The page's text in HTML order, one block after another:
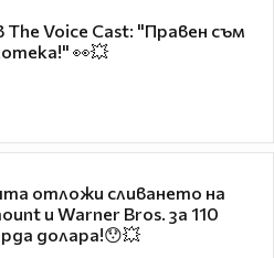
The Voice Cast: "Правен съм
👀💥
отложи сливането на
и Warner Bros. за 110
долара!😯💥